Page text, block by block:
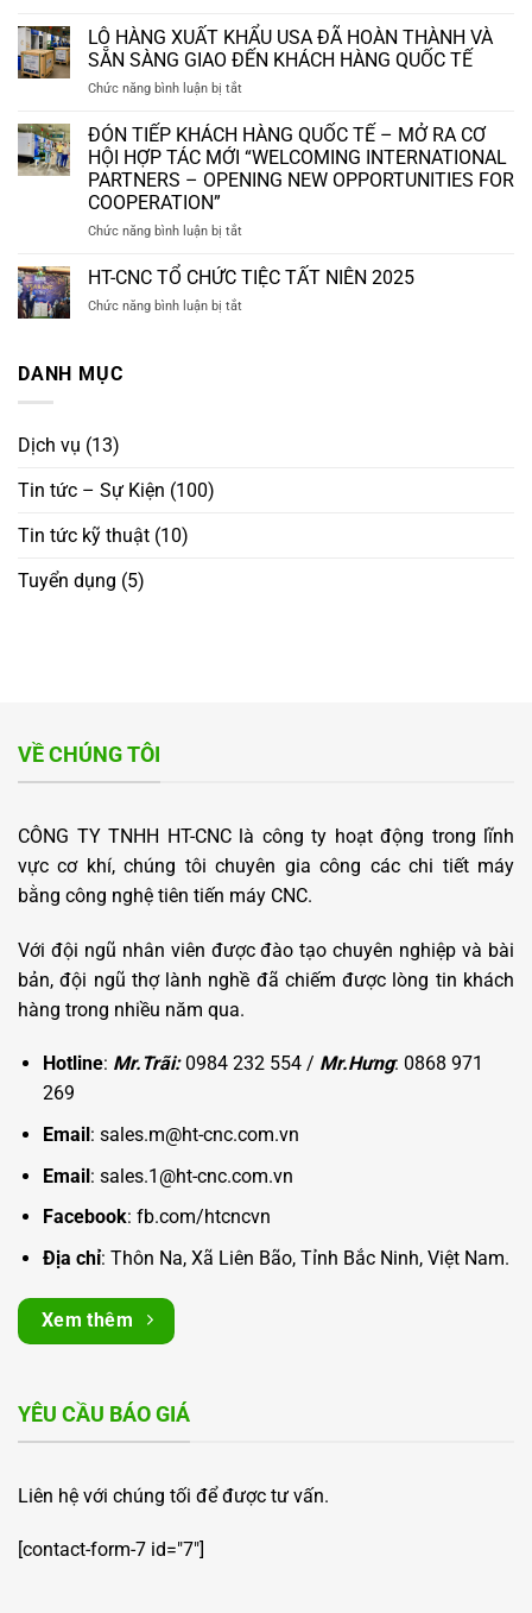
CNC
KHẲNG
ĐỊNH
NĂNG
GIA
CÔNG
CƠ
KHÍ
XÁC
NGÀNH
CÔNG
NGHIỆP
LÔ HÀNG XUẤT KHẨU USA ĐÃ HOÀN THÀNH VÀ
SẴN SÀNG GIAO ĐẾN KHÁCH HÀNG QUỐC TẾ
Chức năng bình luận bị tắtở
HÀNG
XUẤT
KHẨU
USA
HOÀN
VÀ
SẴN
SÀNG
ĐÓN TIẾP KHÁCH HÀNG QUỐC TẾ – MỞ RA CƠ
HỘI HỢP TÁC MỚI “WELCOMING INTERNATIONAL
PARTNERS – OPENING NEW OPPORTUNITIES FOR
COOPERATION”
Chức năng bình luận bị tắtở
TIẾP
KHÁCH
HÀNG
HT-CNC TỔ CHỨC TIỆC TẤT NIÊN 2025
Chức năng bình luận bị tắtở
DANH MỤC
Dịch vụ (13)
Tin tức – Sự Kiện (100)
Tin tức kỹ thuật (10)
Tuyển dụng (5)
VỀ CHÚNG TÔI
CÔNG TY TNHH HT-CNC là công ty hoạt động trong lĩnh
vực cơ khí, chúng tôi chuyên gia công các chi tiết máy
bằng công nghệ tiên tiến máy CNC.
Với đội ngũ nhân viên được đào tạo chuyên nghiệp và bài
bản, đội ngũ thợ lành nghề đã chiếm được lòng tin khách
hàng trong nhiều năm qua.
Hotline: Mr.Trãi:0984 232 554 / Mr.Hưng: 0868 971
269
Email: sales.m@ht-cnc.com.vn
Email: sales.1@ht-cnc.com.vn
Facebook: fb.com/htcncvn
Địa chỉ: Thôn Na, Xã Liên Bão, Tỉnh Bắc Ninh, Việt Nam.
Xem thêm
YÊU CẦU BÁO GIÁ
Liên hệ với chúng tối để được tư vấn.
[contact-form-7 id="7"]